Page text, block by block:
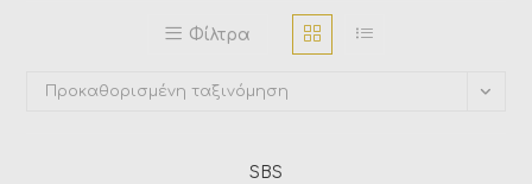
Φίλτρα
Προκαθορισμένη ταξινόμηση
SBS